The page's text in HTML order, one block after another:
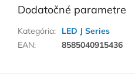
Dodatočné parametre
Kategória:
LED J Series
EAN: 8585040915436